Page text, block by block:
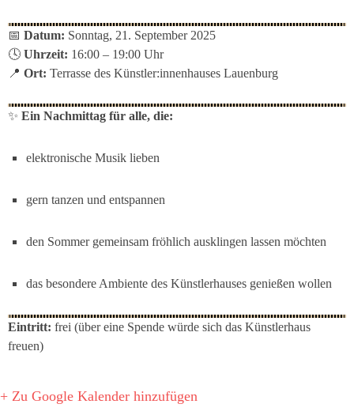
📅 Datum: Sonntag, 21. September 2025
🕓 Uhrzeit: 16:00 – 19:00 Uhr
📍 Ort: Terrasse des Künstler:innenhauses Lauenburg
✨ Ein Nachmittag für alle, die:
elektronische Musik lieben
gern tanzen und entspannen
den Sommer gemeinsam fröhlich ausklingen lassen möchten
das besondere Ambiente des Künstlerhauses genießen wollen
Eintritt: frei (über eine Spende würde sich das Künstlerhaus
freuen)
+ Zu Google Kalender hinzufügen